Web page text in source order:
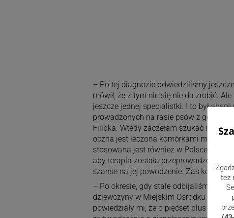
– Po tej diagnozie odwiedziliśmy
mówił, że z tym nic się nie da zrobić.
jeszcze jednej specjalistki. I to był
prowadzonych na rasie psów z
Filipka. Wtedy zaczęłam szukać i
oczna jest leczona komórkami
stosowana jest również w Polsce, ale
aby terapia została przeprowadzona
szanse na jej powodzenie. Zaś koszty
– Po okresie, gdy stale odbijaliśmy się
dziewczyny w Miejskim Ośrodku
powiedziały mi, że o pięćset plus mogę
też